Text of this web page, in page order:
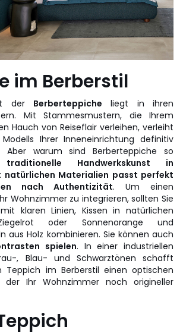
im Berberstil
der Berberteppiche liegt in ihren
Mit Stammesmustern, die Ihrem
Hauch von Reiseflair verleihen, verleiht
Ihrer Inneneinrichtung definitiv
Aber warum sind Berberteppiche so
traditionelle Handwerkskunst in
natürlichen Materialien passt perfekt
nach Authentizität. Um einen
Wohnzimmer zu integrieren, sollten Sie
klaren Linien, Kissen in natürlichen
oder Sonnenorange und
aus Holz kombinieren. Sie können auch
spielen. In einer industriellen
, Blau- und Schwarztönen schafft
Teppich im Berberstil einen optischen
der Ihr Wohnzimmer noch origineller